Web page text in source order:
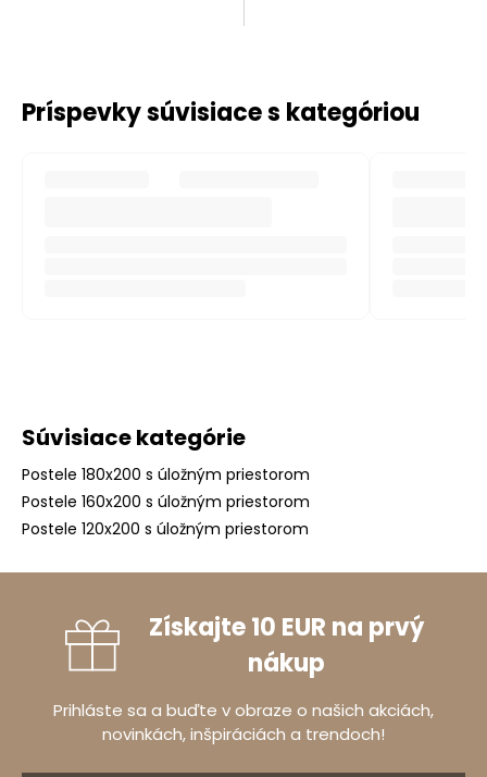
Príspevky súvisiace s kategóriou
Súvisiace kategórie
Postele 180x200 s úložným priestorom
Postele 160x200 s úložným priestorom
Postele 120x200 s úložným priestorom
Získajte 10 EUR na prvý
nákup
Prihláste sa a buďte v obraze o našich akciách,
novinkách, inšpiráciách a trendoch!